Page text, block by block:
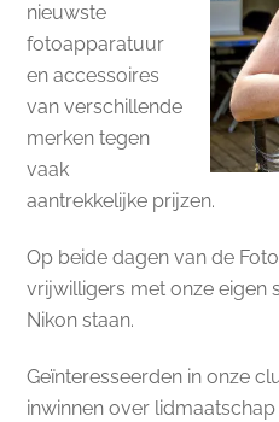
nieuwste
fotoapparatuur
en accessoires
van verschillende
merken tegen
vaak
aantrekkelijke prijzen.
Op beide dagen van de
vrijwilligers met onze eigen
Nikon staan.
Geïnteresseerden in onze
inwinnen over